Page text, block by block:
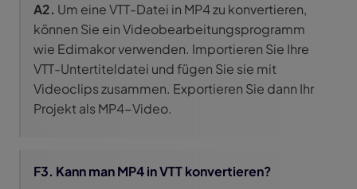
A2. Um eine VTT-Datei in MP4 zu konvertieren,
können Sie ein Videobearbeitungsprogramm
wie Edimakor verwenden. Importieren Sie Ihre
VTT-Untertiteldatei und fügen Sie sie mit
Videoclips zusammen. Exportieren Sie dann Ihr
Projekt als MP4-Video.
F3. Kann man MP4 in VTT konvertieren?